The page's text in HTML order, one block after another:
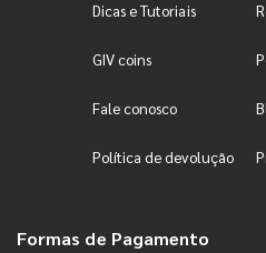
Dicas e Tutoriais
GIV coins
Fale conosco
Política de devolução
Formas de Pagamento